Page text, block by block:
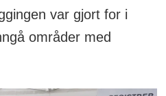
var gjort for i
områder med